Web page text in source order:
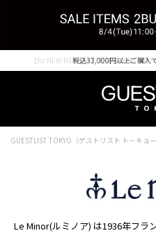
税込33,000円以上ご購
GUESTLIST TOKYO（ゲストリスト トーキョ
Le Minor(ルミノア) は1936年フラ